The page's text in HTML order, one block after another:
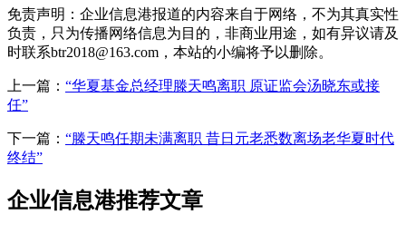
免责声明：企业信息港报道的内容来自于网络，不为其真实性
负责，只为传播网络信息为目的，非商业用途，如有异议请及
时联系btr2018@163.com，本站的小编将予以删除。
上一篇： “华夏基金总经理滕天鸣离职 原证监会汤晓东或接
任”
下一篇： “滕天鸣任期未满离职 昔日元老悉数离场老华夏时代
终结”
企业信息港推荐文章